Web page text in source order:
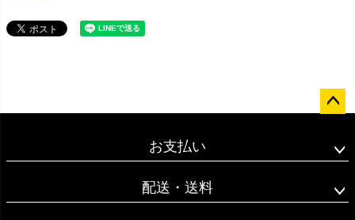
ップ
お支払い
配送・送料